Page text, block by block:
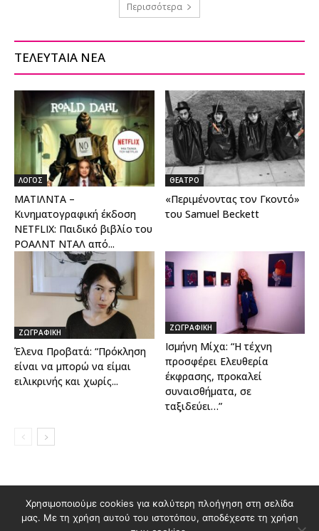
Περισσότερα
ΤΕΛΕΥΤΑΙΑ ΝΕΑ
ΛΟΓΟΣ
ΜΑΤΙΛΝΤΑ –
Κινηματογραφική έκδοση
NETFLIX: Παιδικό βιβλίο του
ΡΟΑΛΝΤ ΝΤΑΛ από...
ΘΕΑΤΡΟ
«Περιμένοντας τον Γκοντό»
του Samuel Beckett
ΖΩΓΡΑΦΙΚΗ
Έλενα Προβατά: “Πρόκληση
είναι να μπορώ να είμαι
ειλικρινής και χωρίς...
ΖΩΓΡΑΦΙΚΗ
Ισμήνη Μίχα: “Η τέχνη
προσφέρει Ελευθερία
έκφρασης, προκαλεί
συναισθήματα, σε
ταξιδεύει…”
Διαφημιστείτε στο Polis Magazino
Όροι χρήσης & Πολιτική Προστασίας Προσωπικών Δεδομένων
Χρησιμοποιούμε cookies για καλύτερη πλοήγηση στη σελίδα
μας. Με τη χρήση αυτού του ιστοτόπου, αποδέχεστε τη χρήση